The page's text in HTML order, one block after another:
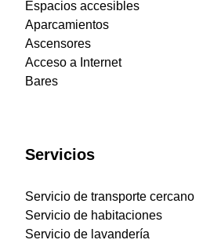
Espacios accesibles
Aparcamientos
Ascensores
Acceso a Internet
Bares
Servicios
Servicio de transporte cercano
Servicio de habitaciones
Servicio de lavandería